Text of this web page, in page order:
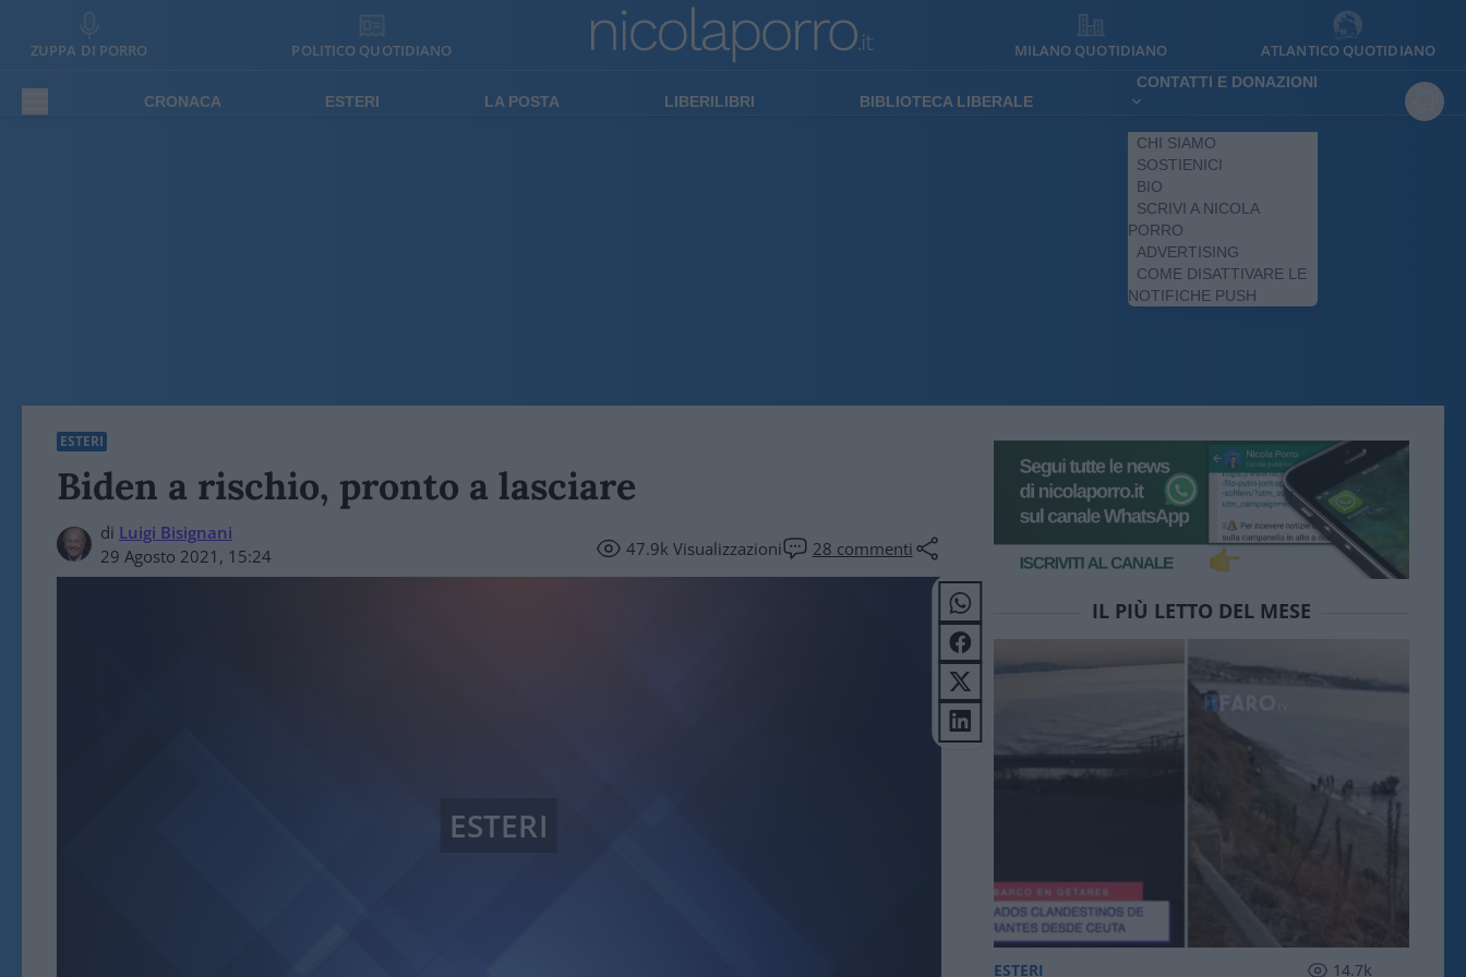
ZUPPA DI PORRO POLITICO QUOTIDIANO MILANO QUOTIDIANO ATLANTICO QUOTIDIANO
CRONACA ESTERI LA POSTA LIBERILIBRI BIBLIOTECA LIBERALE
CONTATTI E DONAZIONI
CHI SIAMO
SOSTIENICI
BIO
SCRIVI A NICOLA
PORRO
ADVERTISING
COME DISATTIVARE LE
NOTIFICHE PUSH
ESTERI
Biden a rischio, pronto a lasciare
di Luigi Bisignani
29 Agosto 2021, 15:24
47.9kVisualizzazioni 28 commenti
ESTERI
IL PIÙ LETTO DEL MESE
ESTERI 14.7k